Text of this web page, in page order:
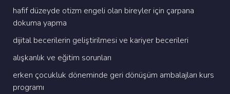
hafi̇f düzeyde oti̇zm engeli̇ olan bi̇reyler i̇çi̇n çarpana
dokuma yapma
di̇ji̇tal beceri̇leri̇n geli̇şti̇ri̇lmesi̇ ve kari̇yer beceri̇leri̇
alişkanlik ve eği̇ti̇m sorunlari
erken çocukluk dönemi̇nde geri̇ dönüşüm ambalajlari kurs
programi